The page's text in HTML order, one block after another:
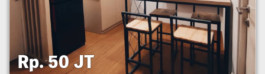
Rp. 50 JT